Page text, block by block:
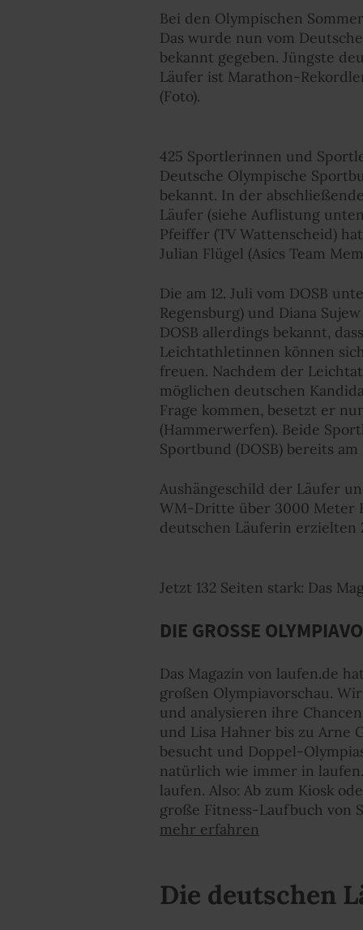
Bei den Olympischen
Das wurde nun vom
bekannt gegeben. Jüngste
Läufer ist Marathon-
(Foto).
425 Sportlerinnen und
Deutsche Olympische
bekannt. In der
Läufer (siehe Auflistung
Pfeiffer (TV Wattenscheid)
Julian Flügel (Asics Team
Die am 12. Juli vom DOSB
Regensburg) und Diana
DOSB allerdings bekannt,
Leichtathletinnen können
freuen. Nachdem der
möglichen deutschen
Frage kommen, besetzt er
(Hammerwerfen). Beide
Sportbund (DOSB) bereits
Aushängeschild der Läufer
WM-Dritte über 3000 Meter
deutschen Läuferin
Jetzt 132 Seiten stark: Das
DIE GROSSE
Das Magazin von laufen.de
großen Olympiavorschau.
und analysieren ihre
und Lisa Hahner bis zu Arne
besucht und Doppel-
natürlich wie immer in
laufen. Also: Ab zum Kiosk
große Fitness-Laufbuch von
mehr erfahren
Die deutschen